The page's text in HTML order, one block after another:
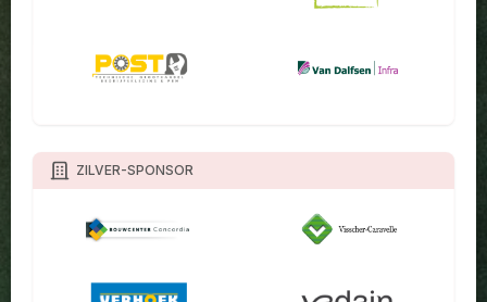
ZILVER-SPONSOR